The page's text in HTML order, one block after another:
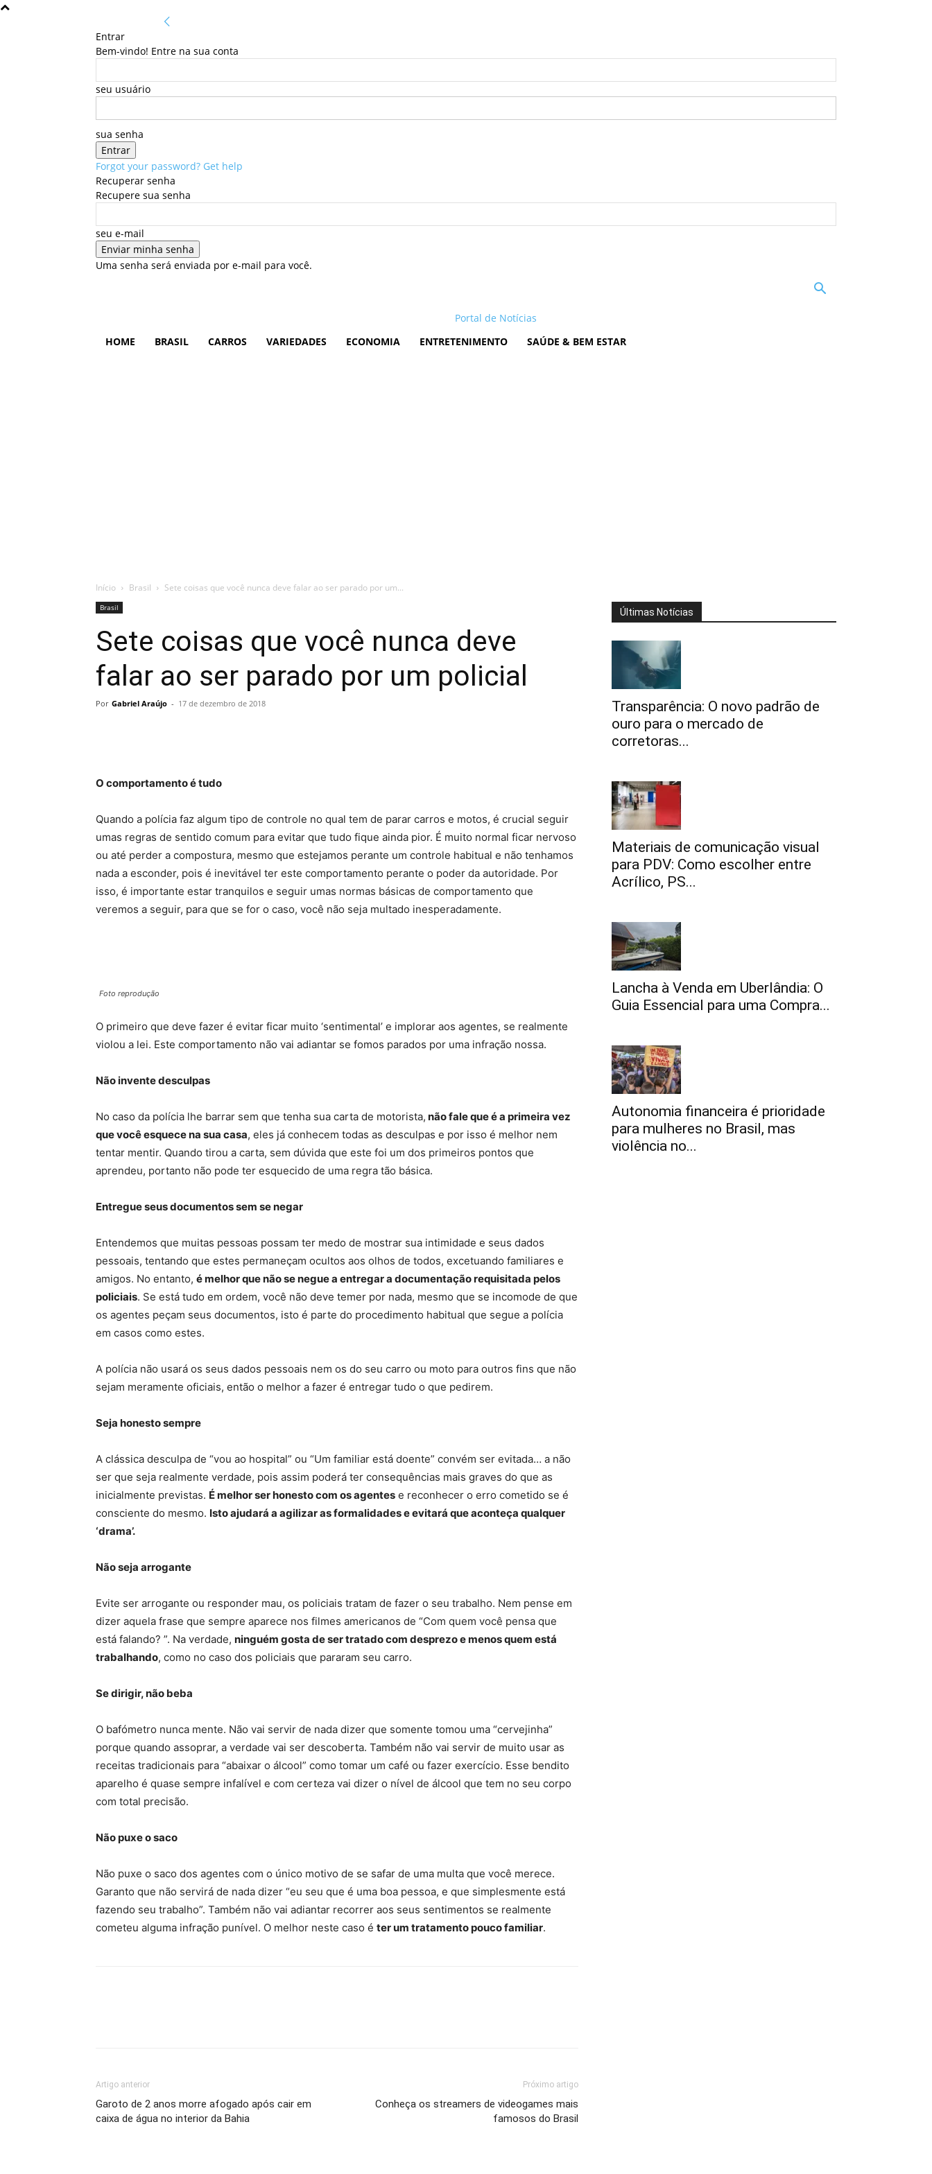
Entrar
Bem-vindo! Entre na sua conta
seu usuário
sua senha
Forgot your password? Get help
Recuperar senha
Recupere sua senha
seu e-mail
Uma senha será enviada por e-mail para você.
Portal de Notícias
HOME
BRASIL CARROS VARIEDADES ECONOMIA ENTRETENIMENTO SAÚDE & BEM ESTAR
Início Brasil Sete coisas que você nunca deve falar ao ser parado por um...
Brasil
Sete coisas que você nunca deve
falar ao ser parado por um policial
Por Gabriel Araújo - 17 de dezembro de 2018
O comportamento é tudo
Quando a polícia faz algum tipo de controle no qual tem de parar carros e motos, é crucial seguir
umas regras de sentido comum para evitar que tudo fique ainda pior. É muito normal ficar nervoso
ou até perder a compostura, mesmo que estejamos perante um controle habitual e não tenhamos
nada a esconder, pois é inevitável ter este comportamento perante o poder da autoridade. Por
isso, é importante estar tranquilos e seguir umas normas básicas de comportamento que
veremos a seguir, para que se for o caso, você não seja multado inesperadamente.
Foto reprodução
O primeiro que deve fazer é evitar ficar muito ‘sentimental’ e implorar aos agentes, se realmente
violou a lei. Este comportamento não vai adiantar se fomos parados por uma infração nossa.
Não invente desculpas
No caso da polícia lhe barrar sem que tenha sua carta de motorista, não fale que é a primeira vez
que você esquece na sua casa, eles já conhecem todas as desculpas e por isso é melhor nem
tentar mentir. Quando tirou a carta, sem dúvida que este foi um dos primeiros pontos que
aprendeu, portanto não pode ter esquecido de uma regra tão básica.
Entregue seus documentos sem se negar
Entendemos que muitas pessoas possam ter medo de mostrar sua intimidade e seus dados
pessoais, tentando que estes permaneçam ocultos aos olhos de todos, excetuando familiares e
amigos. No entanto, é melhor que não se negue a entregar a documentação requisitada pelos
policiais. Se está tudo em ordem, você não deve temer por nada, mesmo que se incomode de que
os agentes peçam seus documentos, isto é parte do procedimento habitual que segue a polícia
em casos como estes.
A polícia não usará os seus dados pessoais nem os do seu carro ou moto para outros fins que não
sejam meramente oficiais, então o melhor a fazer é entregar tudo o que pedirem.
Seja honesto sempre
A clássica desculpa de “vou ao hospital” ou “Um familiar está doente” convém ser evitada… a não
ser que seja realmente verdade, pois assim poderá ter consequências mais graves do que as
inicialmente previstas. É melhor ser honesto com os agentes e reconhecer o erro cometido se é
consciente do mesmo. Isto ajudará a agilizar as formalidades e evitará que aconteça qualquer
‘drama’.
Não seja arrogante
Evite ser arrogante ou responder mau, os policiais tratam de fazer o seu trabalho. Nem pense em
dizer aquela frase que sempre aparece nos filmes americanos de “Com quem você pensa que
está falando? ”. Na verdade, ninguém gosta de ser tratado com desprezo e menos quem está
trabalhando, como no caso dos policiais que pararam seu carro.
Se dirigir, não beba
O bafómetro nunca mente. Não vai servir de nada dizer que somente tomou uma “cervejinha”
porque quando assoprar, a verdade vai ser descoberta. Também não vai servir de muito usar as
receitas tradicionais para “abaixar o álcool” como tomar um café ou fazer exercício. Esse bendito
aparelho é quase sempre infalível e com certeza vai dizer o nível de álcool que tem no seu corpo
com total precisão.
Nãopuxe o saco
Não puxe o saco dos agentes com o único motivo de se safar de uma multa que você merece.
Garanto que não servirá de nada dizer “eu seu que é uma boa pessoa, e que simplesmente está
fazendo seu trabalho”. Também não vai adiantar recorrer aos seus sentimentos se realmente
cometeu alguma infração punível. O melhor neste caso é ter um tratamento pouco familiar.
Artigo anterior
Garoto de 2 anos morre afogado após cair em
caixa de água no interior da Bahia
Próximo artigo
Conheça os streamers de videogames mais
famosos do Brasil
Últimas Notícias
Transparência: O novo padrão de
ouro para o mercado de
corretoras...
Materiais de comunicação visual
para PDV: Como escolher entre
Acrílico, PS...
Lancha à Venda em Uberlândia: O
Guia Essencial para uma Compra...
Autonomia financeira é prioridade
para mulheres no Brasil, mas
violência no...